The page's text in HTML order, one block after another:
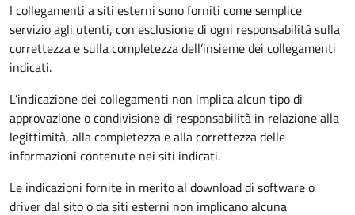
I collegamenti a siti esterni sono forniti come semplice
servizio agli utenti, con esclusione di ogni responsabilità sulla
correttezza e sulla completezza dell’insieme dei collegamenti
indicati.
L’indicazione dei collegamenti non implica alcun tipo di
approvazione o condivisione di responsabilità in relazione alla
legittimità, alla completezza e alla correttezza delle
informazioni contenute nei siti indicati.
Le indicazioni fornite in merito al download di software o
driver dal sito o da siti esterni non implicano alcuna